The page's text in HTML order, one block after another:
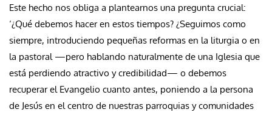
Este hecho nos obliga a plantearnos una pregunta crucial:
‘¿Qué debemos hacer en estos tiempos? ¿Seguimos como
siempre, introduciendo pequeñas reformas en la liturgia o en
la pastoral —pero hablando naturalmente de una Iglesia que
está perdiendo atractivo y credibilidad— o debemos
recuperar el Evangelio cuanto antes, poniendo a la persona
de Jesús en el centro de nuestras parroquias y comunidades